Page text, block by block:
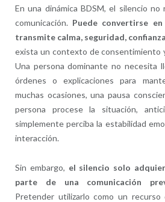
En una dinámica BDSM, el silencio
comunicación. Puede convertirse
transmite calma, seguridad,
exista un contexto de consentimiento
Una persona dominante no necesita
órdenes o explicaciones para
muchas ocasiones, una pausa
persona procese la situación,
simplemente perciba la estabilidad
interacción.
Sin embargo, el silencio solo
parte de una comunicación
Pretender utilizarlo como un